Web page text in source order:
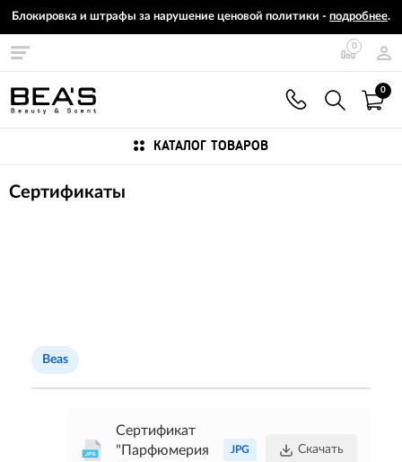
Блокировка и штрафы за нарушение ценовой политики - подробнее.
0
0
КАТАЛОГ ТОВАРОВ
Сертификаты
Beas
Сертификат
"Парфюмерия
JPG Скачать